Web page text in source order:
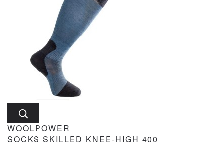
WOOLPOWER
SOCKS SKILLED KNEE-HIGH 400